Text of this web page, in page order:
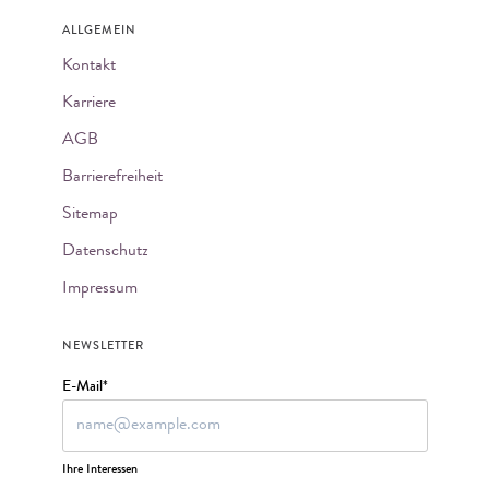
ALLGEMEIN
Kontakt
Karriere
AGB
Barrierefreiheit
Sitemap
Datenschutz
Impressum
NEWSLETTER
E-Mail*
Ihre Interessen